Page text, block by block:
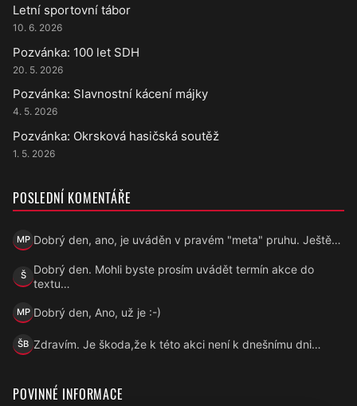
Letní sportovní tábor
10. 6. 2026
Pozvánka: 100 let SDH
20. 5. 2026
Pozvánka: Slavnostní kácení májky
4. 5. 2026
Pozvánka: Okrsková hasičská soutěž
1. 5. 2026
POSLEDNÍ KOMENTÁŘE
MP
Marek Přecechtěl
Dobrý den, ano, je uváděn v pravém "meta" pruhu. Ještě…
ŠŠárka
Dobrý den. Mohli byste prosím uvádět termín akce do
textu…
MP
Marek Přecechtěl
Dobrý den, Ano, už je :-)
ŠBŠárka B.
Zdravím. Je škoda,že k této akci není k dnešnímu dni…
POVINNÉ INFORMACE